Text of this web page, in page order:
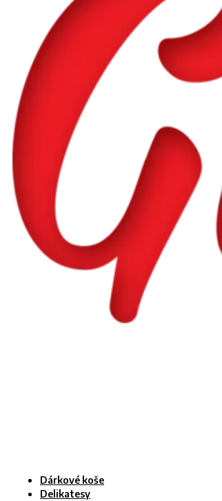
Dárkové koše
Delikatesy